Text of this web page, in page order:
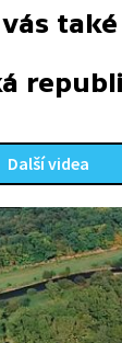
Další videa